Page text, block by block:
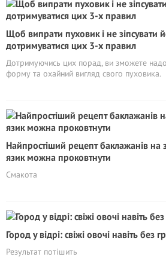
Щоб випрати пуховик і не зіпсувати
дотримуватися цих 3-х правил
Дотримуючись цих порад, ви зможете
форму та охайний вигляд свого пуховика.
Найпростіший рецепт баклажанів
язик можна проковтнути
Смакота
Город у відрі: свіжі овочі навіть без
Результат потішить